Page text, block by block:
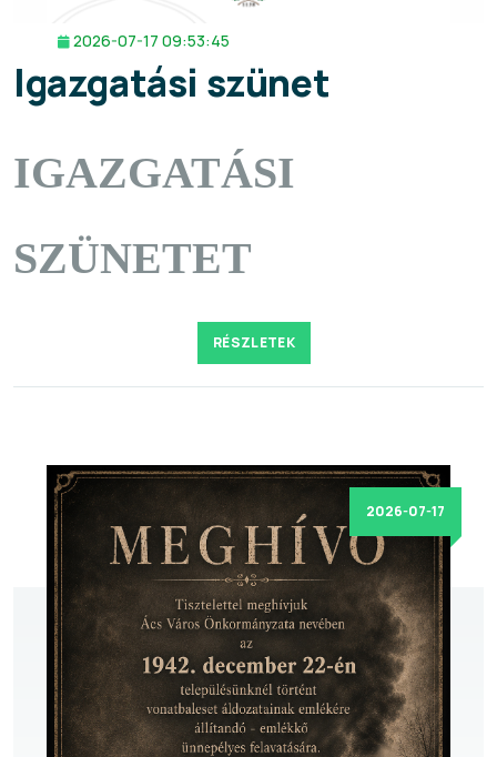
2026-07-17 09:53:45
Igazgatási szünet
IGAZGATÁSI
SZÜNETET
RÉSZLETEK
2026-07-17